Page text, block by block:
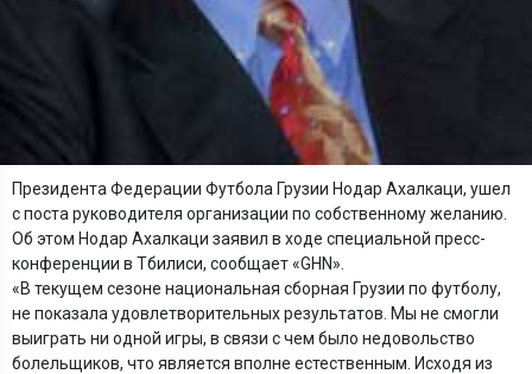
Президента Федерации Футбола Грузии Нодар Ахалкаци, ушел
с поста руководителя организации по собственному желанию.
Об этом Нодар Ахалкаци заявил в ходе специальной пресс-
конференции в Тбилиси, сообщает «GHN».
«В текущем сезоне национальная сборная Грузии по футболу,
не показала удовлетворительных результатов. Мы не смогли
выиграть ни одной игры, в связи с чем было недовольство
болельщиков, что является вполне естественным. Исходя из